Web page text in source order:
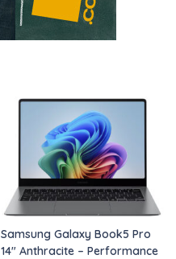
Samsung Galaxy Book5 Pro
14″ Anthracite – Performance